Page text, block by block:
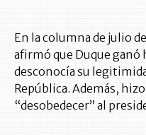
En la columna de julio
afirmó que Duque ganó
desconocía su
República. Además,
“desobedecer” al